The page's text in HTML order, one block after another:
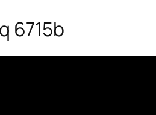
6715b